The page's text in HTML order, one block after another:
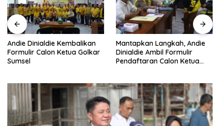
Andie Dinialdie Kembalikan
Formulir Calon Ketua Golkar
Sumsel
Mantapkan Langkah, Andie
Dinialdie Ambil Formulir
Pendaftaran Calon Ketua